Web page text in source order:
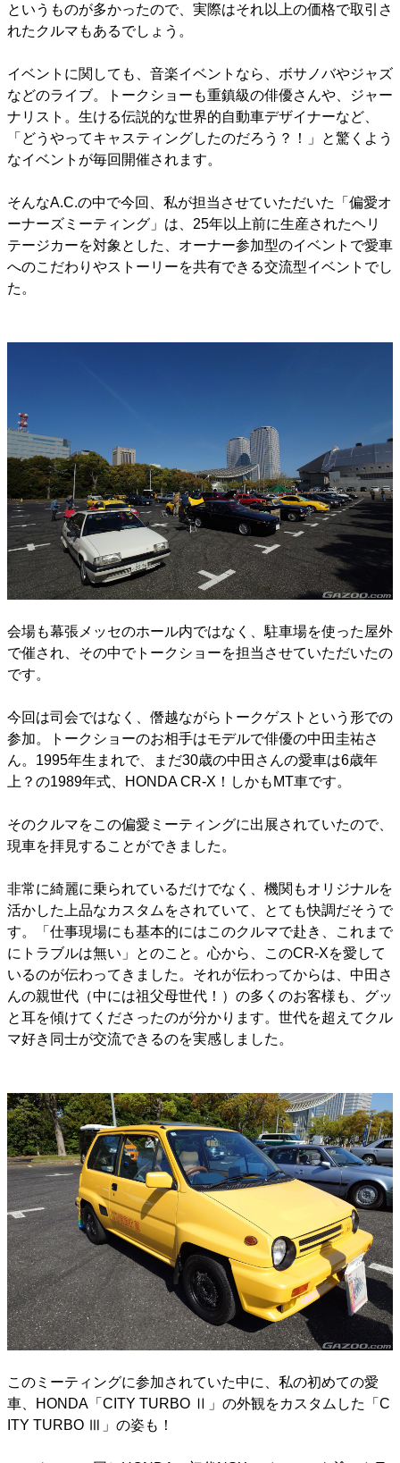
というものが多かったので、実際はそれ以上の価格で取引さ
れたクルマもあるでしょう。
イベントに関しても、音楽イベントなら、ボサノバやジャズ
などのライブ。トークショーも重鎮級の俳優さんや、ジャー
ナリスト。生ける伝説的な世界的自動車デザイナーなど、
「どうやってキャスティングしたのだろう？！」と驚くよう
なイベントが毎回開催されます。
そんなA.C.の中で今回、私が担当させていただいた「偏愛オ
ーナーズミーティング」は、25年以上前に生産されたヘリ
テージカーを対象とした、オーナー参加型のイベントで愛車
へのこだわりやストーリーを共有できる交流型イベントでし
た。
会場も幕張メッセのホール内ではなく、駐車場を使った屋外
で催され、その中でトークショーを担当させていただいたの
です。
今回は司会ではなく、僭越ながらトークゲストという形での
参加。トークショーのお相手はモデルで俳優の中田圭祐さ
ん。1995年生まれで、まだ30歳の中田さんの愛車は6歳年
上？の1989年式、HONDA CR-X！しかもMT車です。
そのクルマをこの偏愛ミーティングに出展されていたので、
現車を拝見することができました。
非常に綺麗に乗られているだけでなく、機関もオリジナルを
活かした上品なカスタムをされていて、とても快調だそうで
す。「仕事現場にも基本的にはこのクルマで赴き、これまで
にトラブルは無い」とのこと。心から、このCR-Xを愛して
いるのが伝わってきました。それが伝わってからは、中田さ
んの親世代（中には祖父母世代！）の多くのお客様も、グッ
と耳を傾けてくださったのが分かります。世代を超えてクル
マ好き同士が交流できるのを実感しました。
このミーティングに参加されていた中に、私の初めての愛
車、HONDA「CITY TURBO Ⅱ」の外観をカスタムした「C
ITY TURBO Ⅲ」の姿も！